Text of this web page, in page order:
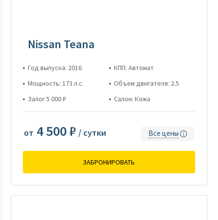
Nissan Teana
Год выпуска: 2016
КПП: Автомат
Мощность: 173 л.с.
Объем двигателя: 2.5
Залог 5 000 ₽
Салон: Кожа
от 4 500 ₽ / сутки Все цены
ЗАБРОНИРОВАТЬ